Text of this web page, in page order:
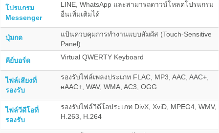
โปรแกรม
Messenger
LINE, WhatsApp และสามารถดาวน์โหลดโปรแกรม
อื่นเพิ่มเติมได้
ปุ่มกด
แป้นควบคุมการทำงานแบบสัมผัส (Touch-Sensitive
Panel)
คีย์บอร์ด Virtual QWERTY Keyboard
ไฟล์เสียงที่
รองรับ
รองรับไฟล์เพลงประเภท FLAC, MP3, AAC, AAC+,
eAAC+, WAV, WMA, AC3, OGG
ไฟล์วีดีโอที่
รองรับ
รองรับไฟล์วิดีโอประเภท DivX, XviD, MPEG4, WMV,
H.263, H.264